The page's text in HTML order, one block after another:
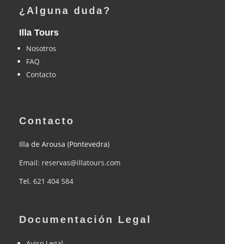
¿Alguna duda?
Illa Tours
Nosotros
FAQ
Contacto
Contacto
Illa de Arousa (Pontevedra)
Email: reservas@illatours.com
Tel. 621 404 584
Documentación Legal